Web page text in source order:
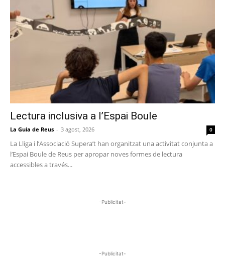
Lectura inclusiva a l’Espai Boule
La Guia de Reus - 3 agost, 2026 0
La Lliga i l’Associació Supera’t han organitzat una activitat conjunta a
l’Espai Boule de Reus per apropar noves formes de lectura
accessibles a través...
-Publicitat-
-Publicitat-